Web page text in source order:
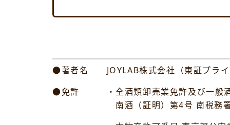
●著者名 JOYLAB株式会社（東証プライ
●免許 ・全酒類卸売業免許及び一般酒
南酒（証明）第4号 南税務